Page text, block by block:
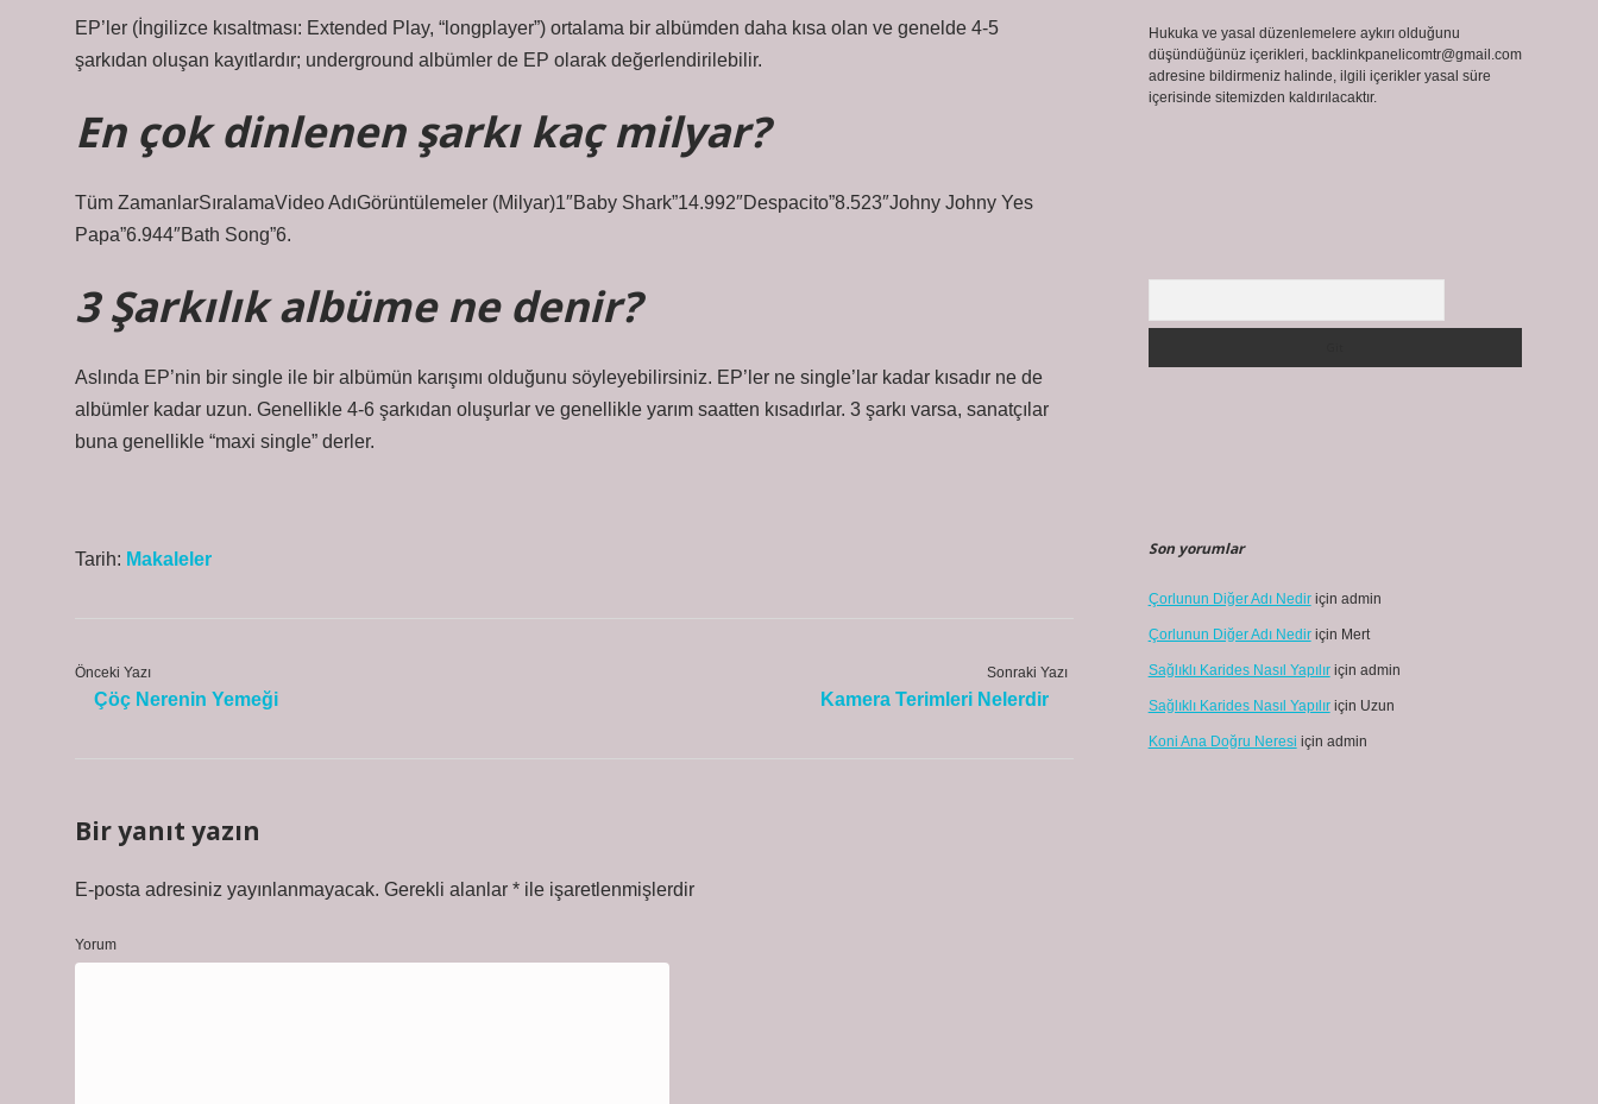
EP’ler (İngilizce kısaltması: Extended Play, “longplayer”) ortalama bir albümden daha kısa olan ve genelde 4-5
şarkıdan oluşan kayıtlardır; underground albümler de EP olarak değerlendirilebilir.
En çok dinlenen şarkı kaç milyar?
Tüm ZamanlarSıralamaVideo AdıGörüntülemeler (Milyar)1″Baby Shark”14.992″Despacito”8.523″Johny Johny Yes
Papa”6.944″Bath Song”6.
3 Şarkılık albüme ne denir?
Aslında EP’nin bir single ile bir albümün karışımı olduğunu söyleyebilirsiniz. EP’ler ne single’lar kadar kısadır ne de
albümler kadar uzun. Genellikle 4-6 şarkıdan oluşurlar ve genellikle yarım saatten kısadırlar. 3 şarkı varsa, sanatçılar
buna genellikle “maxi single” derler.
Tarih: Makaleler
Önceki Yazı
Çöç Nerenin Yemeği
Sonraki Yazı
Kamera Terimleri Nelerdir
Bir yanıt yazın
E-posta adresiniz yayınlanmayacak. Gerekli alanlar * ile işaretlenmişlerdir
Yorum
Hukuka ve yasal düzenlemelere aykırı olduğunu
düşündüğünüz içerikleri, backlinkpanelicomtr@gmail.com
adresine bildirmeniz halinde, ilgili içerikler yasal süre
içerisinde sitemizden kaldırılacaktır.
Son yorumlar
Çorlunun Diğer Adı Nediriçin admin
Çorlunun Diğer Adı Nediriçin Mert
Sağlıklı Karides Nasıl Yapılıriçin admin
Sağlıklı Karides Nasıl Yapılıriçin Uzun
Koni Ana Doğru Neresi için admin